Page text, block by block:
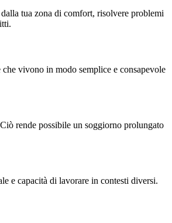
tua zona di comfort, risolvere problemi
vivono in modo semplice e consapevole
rende possibile un soggiorno prolungato
e capacità di lavorare in contesti diversi.